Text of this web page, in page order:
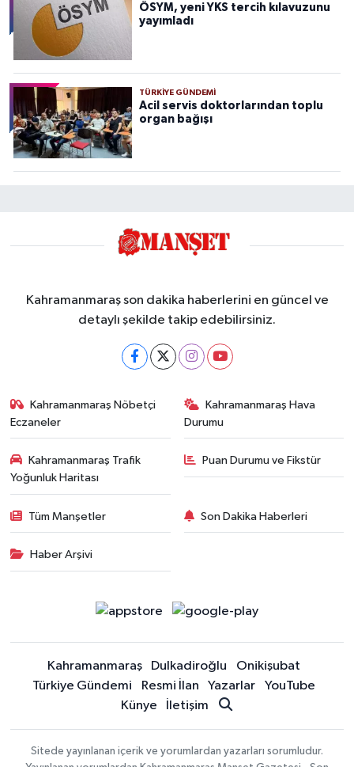
ÖSYM, yeni YKS tercih kılavuzunu
yayımladı
TÜRKIYE GÜNDEMI
Acil servis doktorlarından toplu
organ bağışı
Kahramanmaraş son dakika haberlerini en güncel ve
detaylı şekilde takip edebilirsiniz.
Kahramanmaraş Nöbetçi
Eczaneler
Kahramanmaraş Hava
Durumu
Kahramanmaraş Trafik
Yoğunluk Haritası
Puan Durumu ve Fikstür
Tüm Manşetler Son Dakika Haberleri
Haber Arşivi
Kahramanmaraş Dulkadiroğlu
Onikişubat
Türkiye Gündemi
Resmi İlan Yazarlar
YouTube
Künye
İletişim
Sitede yayınlanan içerik ve yorumlardan yazarları sorumludur.